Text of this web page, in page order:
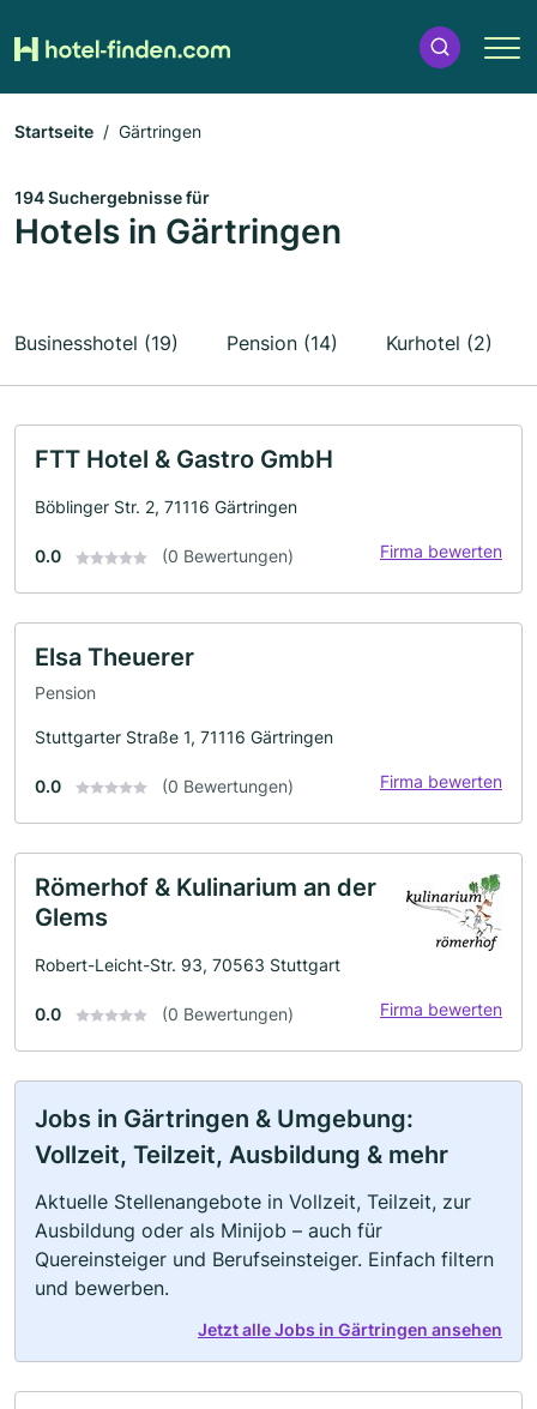
Startseite Gärtringen
194 Suchergebnisse für
Hotels in Gärtringen
Businesshotel (19) Pension (14) Kurhotel (2)
FTT Hotel & Gastro GmbH
Böblinger Str. 2, 71116 Gärtringen
0.0 (0 Bewertungen) Firma bewerten
Elsa Theuerer
Pension
Stuttgarter Straße 1, 71116 Gärtringen
0.0 (0 Bewertungen) Firma bewerten
Römerhof & Kulinarium an der
Glems
Robert-Leicht-Str. 93, 70563 Stuttgart
0.0 (0 Bewertungen) Firma bewerten
Jobs in Gärtringen & Umgebung:
Vollzeit, Teilzeit, Ausbildung & mehr
Aktuelle Stellenangebote in Vollzeit, Teilzeit, zur
Ausbildung oder als Minijob – auch für
Quereinsteiger und Berufseinsteiger. Einfach filtern
und bewerben.
Jetzt alle Jobs in Gärtringen ansehen